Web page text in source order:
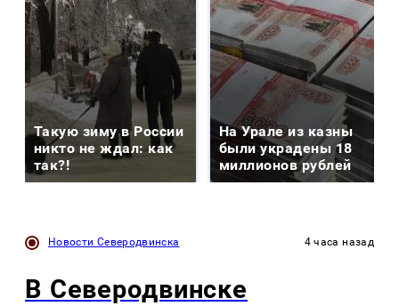
Такую зиму в России
никто не ждал: как
так?!
На Урале из казны
были украдены 18
миллионов рублей
Новости Северодвинска 4 часа назад
В Северодвинске